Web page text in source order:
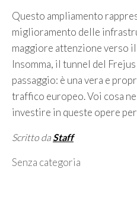
Questo ampliamento
miglioramento delle
maggiore attenzione verso
Insomma, il tunnel del
passaggio: è una vera e
traffico europeo. Voi cosa
investire in queste opere
Scritto da Staff
Categorie
Senza categoria